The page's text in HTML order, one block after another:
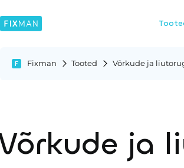
Fixman Tooted Võrkude ja
ja